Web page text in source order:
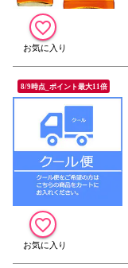
8/9時点_ポイント最大11倍